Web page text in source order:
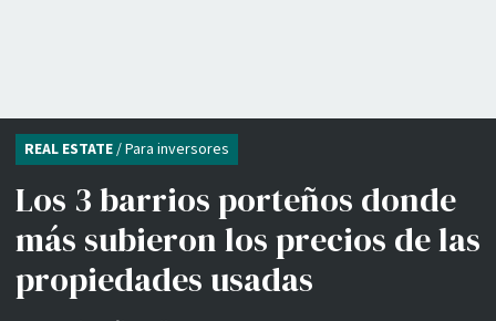
Los 3 barrios porteños donde
más subieron los precios de las
propiedades usadas
REAL ESTATE/ Para inversores